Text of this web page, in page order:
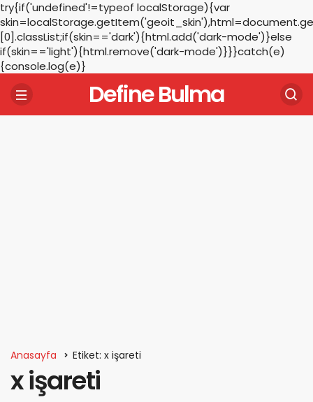
try{if('undefined'!=typeof localStorage){var
[0].classList;if(skin=='dark'){html.add('dark-mode')}else
if(skin=='light'){html.remove('dark-mode')}}}catch(e)
{console.log(e)}
Define Bulma
Anasayfa Etiket: x işareti
x işareti